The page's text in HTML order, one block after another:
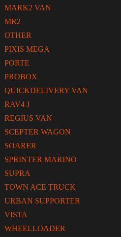
MARK2 VAN
MR2
OTHER
PIXIS MEGA
PORTE
PROBOX
QUICKDELIVERY VAN
RAV4 J
REGIUS VAN
SCEPTER WAGON
SOARER
SPRINTER MARINO
SUPRA
TOWN ACE TRUCK
URBAN SUPPORTER
VISTA
WHEELLOADER